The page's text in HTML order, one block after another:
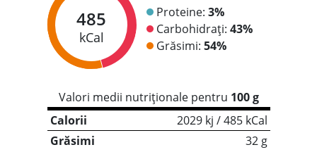
485
kCal
Proteine: 3%
Carbohidrați: 43%
Grăsimi: 54%
Valori medii nutriționale pentru 100 g
Calorii
2029 kj / 485 kCal
Grăsimi
32 g